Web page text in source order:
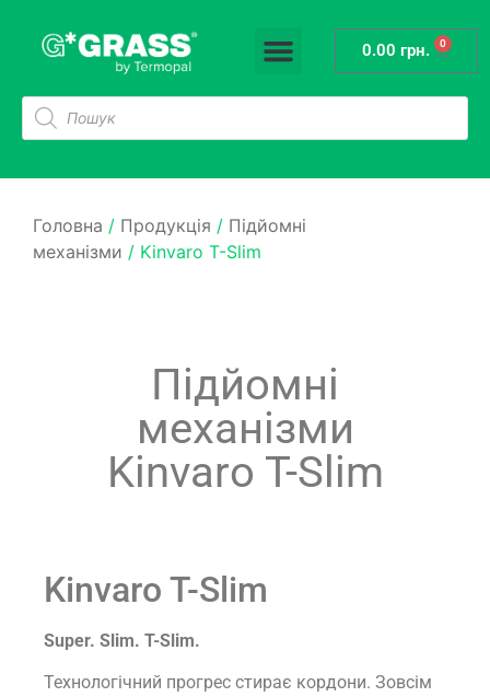
0.00 грн. 0
Головна / Продукція / Підйомні
механізми / Kinvaro T-Slim
Підйомні
механізми
Kinvaro T-Slim
Kinvaro T-Slim
Super. Slim. T-Slim.
Технологічний прогрес стирає кордони. Зовсім